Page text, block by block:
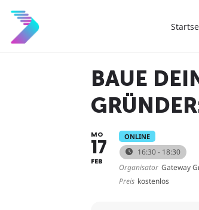
BAUE
MO
17
FEB
ONLINE
16:30 - 18:30
Organisator Gateway
Preis kostenlos